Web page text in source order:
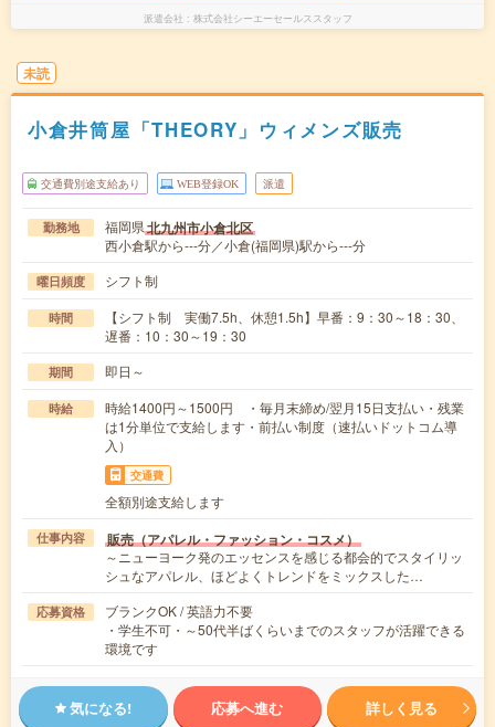
派遣会社 株式会社シーエーセールススタッフ
未読
小倉井筒屋「THEORY」ウィメンズ販売
交通費別途支給あり WEB登録OK 派遣
勤務地 福岡県北九州市小倉北区
西小倉駅から---分／小倉(福岡県)駅から---分
曜日頻度 シフト制
時間
【シフト制 実働7.5h、休憩1.5h】早番：9：30～18：30、
遅番：10：30～19：30
期間 即日～
時給
時給1400円～1500円 ・毎月末締め/翌月15日支払い・残業
は1分単位で支給します・前払い制度（速払いドットコム導
入）
交通費
全額別途支給します
仕事内容 販売（アパレル・ファッション・コスメ）
～ニューヨーク発のエッセンスを感じる都会的でスタイリッ
シュなアパレル、ほどよくトレンドをミックスした…
応募資格
ブランクOK / 英語力不要
・学生不可・～50代半ばくらいまでのスタッフが活躍できる
環境です
気になる! 応募へ進む 詳しく見る